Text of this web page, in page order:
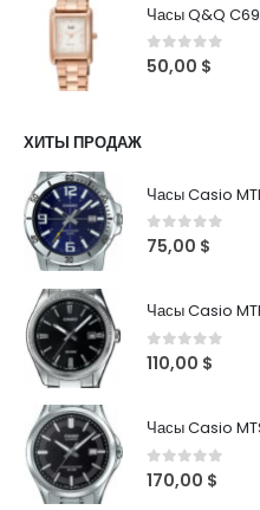
Часы Q&Q
0out of 5
50,00 $
ХИТЫ ПРОДАЖ
Часы Casio
0out of 5
75,00 $
Часы Casio
0out of 5
110,00 $
Часы Casio
0out of 5
170,00 $